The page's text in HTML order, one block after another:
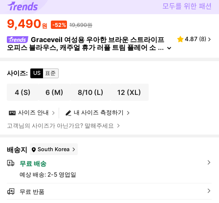
9,490원 -52% 19,690원
Graceveil 여성용 우아한 브라운 스트라이프
오피스 블라우스, 캐주얼 휴가 러플 트림 플레어 소
4.87 (8)
사이즈: US 표준
4 (S) 6 (M) 8/10(L) 12 (XL)
내 사이즈 측정하기
사이즈 안내
고객님의 사이즈가 아닌가요? 말해주세요
배송지 South Korea
무료 배송
예상 배송: 2-5 영업일
무료 반품